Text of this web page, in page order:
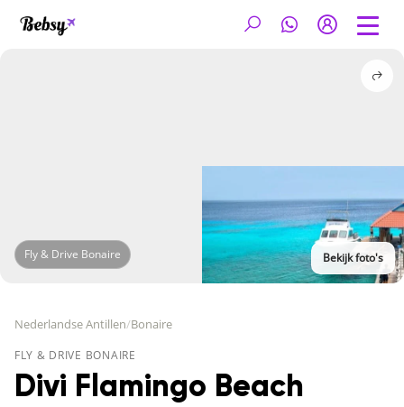
Fly & Drive Bonaire Bekijk foto's
Nederlandse Antillen/Bonaire
FLY & DRIVE BONAIRE
Divi Flamingo Beach